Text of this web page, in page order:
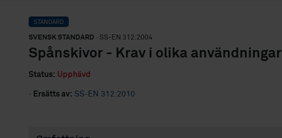
STANDARD
SVENSK STANDARD · SS-EN 312:2004
Spånskivor - Krav i olika användningar
Status: Upphävd
· Ersätts av: SS-EN 312:2010